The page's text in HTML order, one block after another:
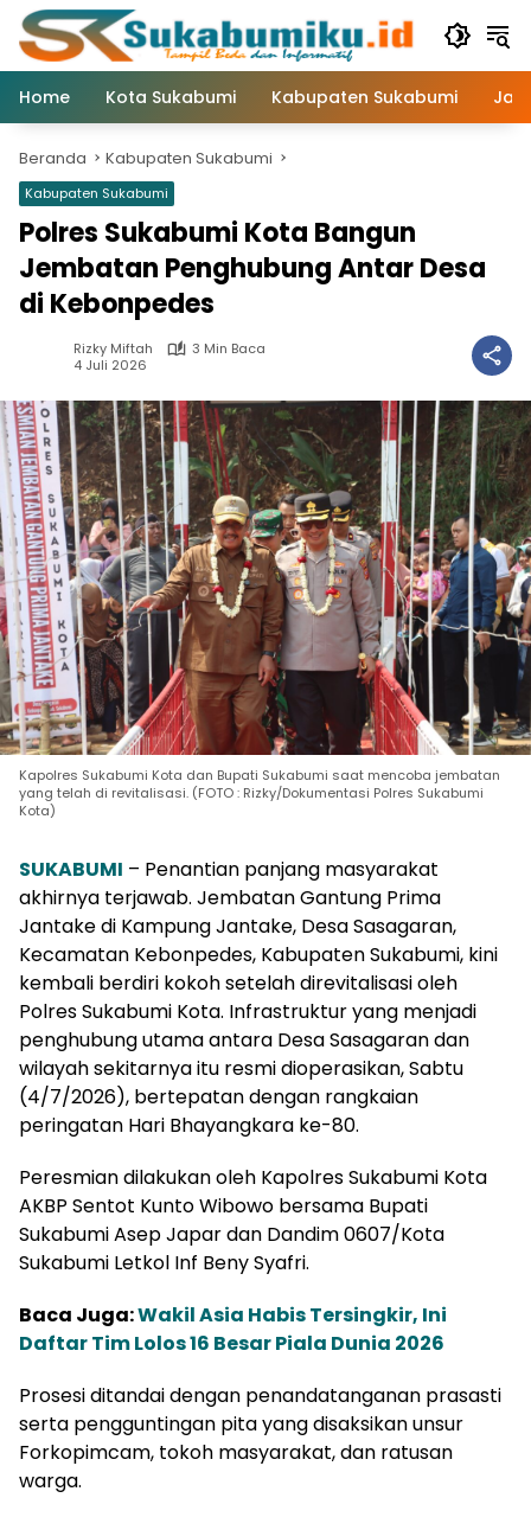
Langsung
konten
Home
Kota Sukabumi Kabupaten Sukabumi
Beranda Kabupaten Sukabumi
Kabupaten Sukabumi
Polres Sukabumi Kota Bangun
Jembatan Penghubung Antar Desa
di Kebonpedes
Rizky Miftah
3 Min Baca
4 Juli 2026
Kapolres Sukabumi Kota dan Bupati Sukabumi saat mencoba jembatan
yang telah di revitalisasi. (FOTO : Rizky/Dokumentasi Polres Sukabumi
Kota)
SUKABUMI – Penantian panjang masyarakat
akhirnya terjawab. Jembatan Gantung Prima
Jantake di Kampung Jantake, Desa Sasagaran,
Kecamatan Kebonpedes, Kabupaten Sukabumi, kini
kembali berdiri kokoh setelah direvitalisasi oleh
Polres Sukabumi Kota. Infrastruktur yang menjadi
penghubung utama antara Desa Sasagaran dan
wilayah sekitarnya itu resmi dioperasikan, Sabtu
(4/7/2026), bertepatan dengan rangkaian
peringatan Hari Bhayangkara ke-80.
Peresmian dilakukan oleh Kapolres Sukabumi Kota
AKBP Sentot Kunto Wibowo bersama Bupati
Sukabumi Asep Japar dan Dandim 0607/Kota
Sukabumi Letkol Inf Beny Syafri.
Baca Juga:Wakil Asia Habis Tersingkir, Ini
Daftar Tim Lolos 16 Besar Piala Dunia 2026
Prosesi ditandai dengan penandatanganan prasasti
serta pengguntingan pita yang disaksikan unsur
Forkopimcam, tokoh masyarakat, dan ratusan
warga.